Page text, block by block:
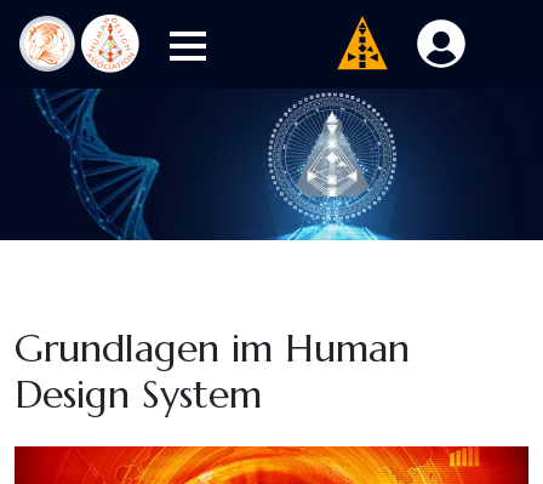
Grundlagen im Human
Design System